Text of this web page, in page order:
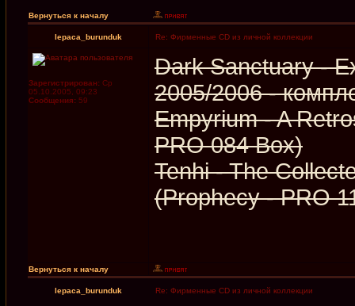
Вернуться к началу
lepaca_burunduk Re: Фирменные CD из личной коллекции
Зарегистрирован: Ср
05.10.2005, 09:23
Сообщения: 59
Dark Sanctuary -
2005/2006 -
Empyrium - A
PRO 084 Box)
Tenhi - The
(Prophecy - PRO
Вернуться к началу
lepaca_burunduk Re: Фирменные CD из личной коллекции